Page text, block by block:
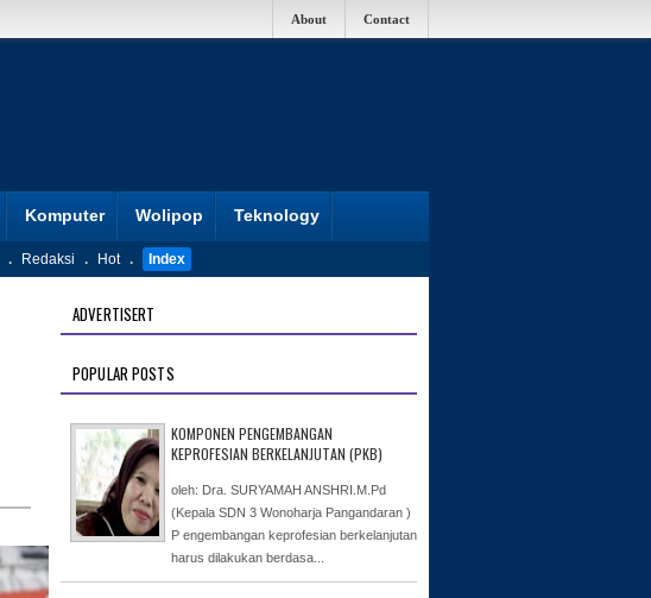
About Contact
Komputer Wolipop Teknology
. Redaksi . Hot . Index
ADVERTISERT
POPULAR POSTS
KOMPONEN PENGEMBANGAN
KEPROFESIAN BERKELANJUTAN (PKB)
oleh: Dra. SURYAMAH ANSHRI.M.Pd
(Kepala SDN 3 Wonoharja Pangandaran )
P engembangan keprofesian berkelanjutan
harus dilakukan berdasa...